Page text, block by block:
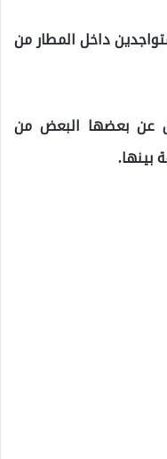
داخل المطار من
عن بعضها البعض من
بينها.